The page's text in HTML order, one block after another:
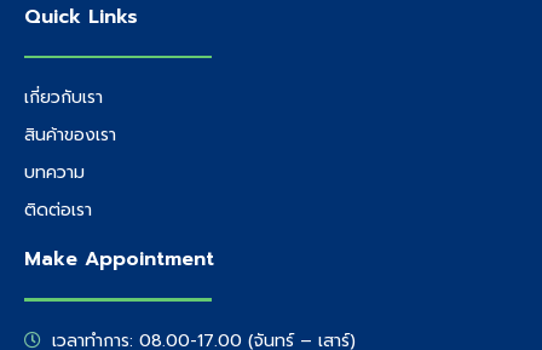
Quick Links
เกี่ยวกับเรา
สินค้าของเรา
บทความ
ติดต่อเรา
Make Appointment
เวลาทำการ: 08.00-17.00 (จันทร์ – เสาร์)